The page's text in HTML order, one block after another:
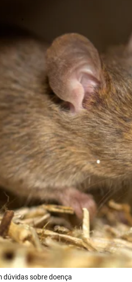
dúvidas sobre doença